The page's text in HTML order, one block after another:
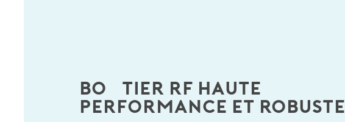
Boîtier RF haute
performance et robuste